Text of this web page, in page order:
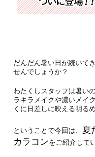
だんだん暑い日が続いて
せんでしょうか？
わたくしスタッフは暑い
ラキラメイクや濃いメイ
くに日差しに映える明る
ということで今回は、 夏
カラコンをご紹介して